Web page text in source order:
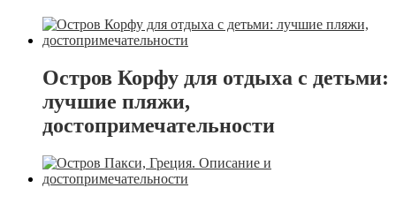
Остров Корфу для отдыха с детьми:
лучшие пляжи,
достопримечательности